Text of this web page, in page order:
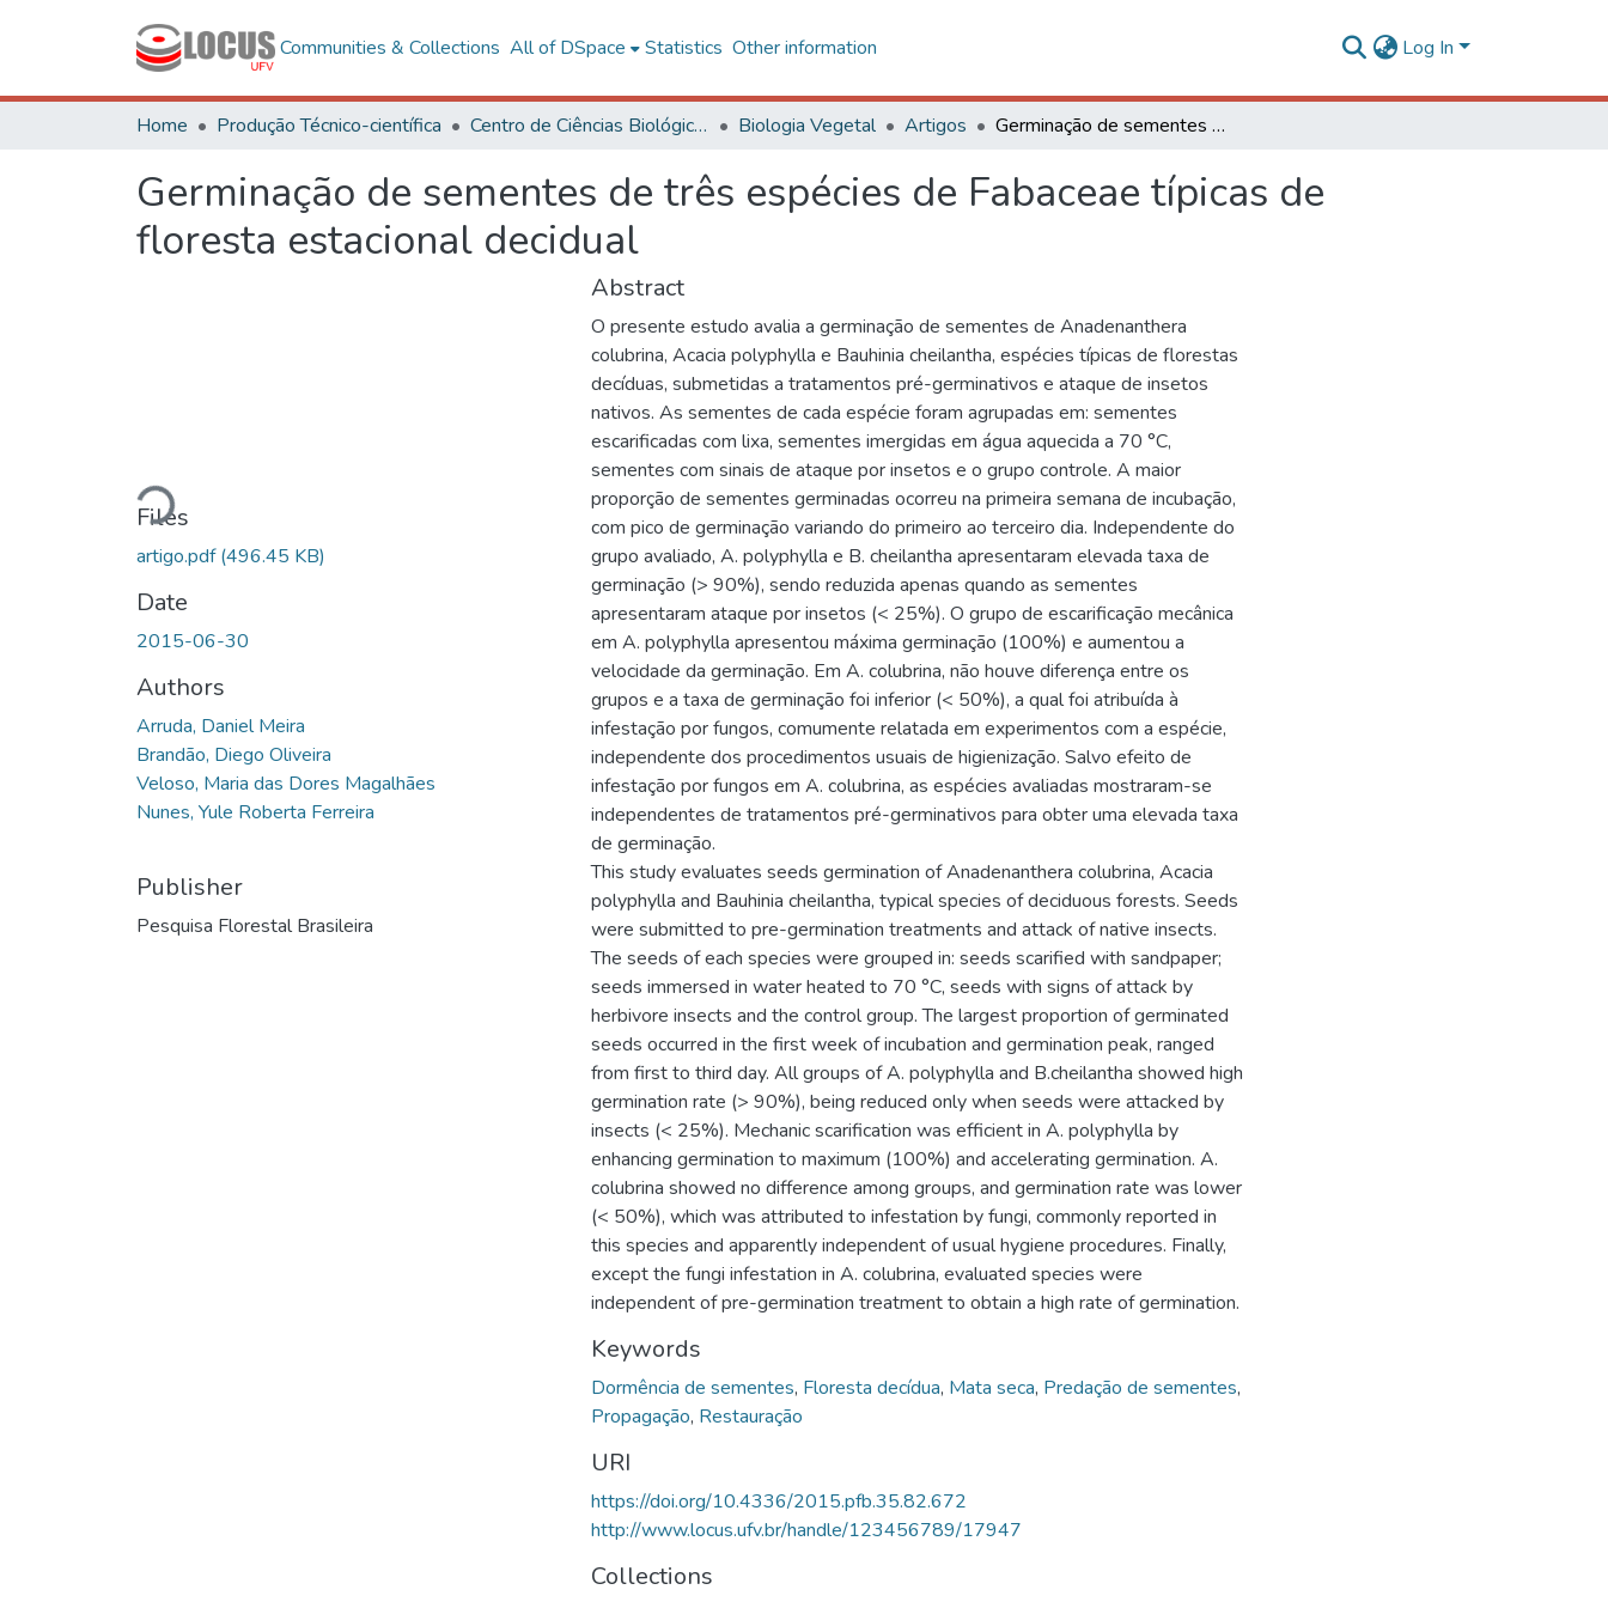
Communities & Collections All of DSpace Statistics Other information Log In
Home Produção Técnico-científica Centro de Ciências Biológicas e da Saúde Biologia Vegetal Artigos Germinação de sementes de três espécies de Fabaceae típicas de floresta estacional decidual
Germinação de sementes de três espécies de Fabaceae típicas de
floresta estacional decidual
Loading...
Files
artigo.pdf(496.45 KB)
Date
2015-06-30
Authors
Arruda, Daniel Meira
Brandão, Diego Oliveira
Veloso, Maria das Dores Magalhães
Nunes, Yule Roberta Ferreira
Publisher
Pesquisa Florestal Brasileira
Abstract
O presente estudo avalia a germinação de sementes de Anadenanthera
colubrina, Acacia polyphylla e Bauhinia cheilantha, espécies típicas de florestas
decíduas, submetidas a tratamentos pré-germinativos e ataque de insetos
nativos. As sementes de cada espécie foram agrupadas em: sementes
escarificadas com lixa, sementes imergidas em água aquecida a 70 °C,
sementes com sinais de ataque por insetos e o grupo controle. A maior
proporção de sementes germinadas ocorreu na primeira semana de incubação,
com pico de germinação variando do primeiro ao terceiro dia. Independente do
grupo avaliado, A. polyphylla e B. cheilantha apresentaram elevada taxa de
germinação (> 90%), sendo reduzida apenas quando as sementes
apresentaram ataque por insetos (< 25%). O grupo de escarificação mecânica
em A. polyphylla apresentou máxima germinação (100%) e aumentou a
velocidade da germinação. Em A. colubrina, não houve diferença entre os
grupos e a taxa de germinação foi inferior (< 50%), a qual foi atribuída à
infestação por fungos, comumente relatada em experimentos com a espécie,
independente dos procedimentos usuais de higienização. Salvo efeito de
infestação por fungos em A. colubrina, as espécies avaliadas mostraram-se
independentes de tratamentos pré-germinativos para obter uma elevada taxa
de germinação.
This study evaluates seeds germination of Anadenanthera colubrina, Acacia
polyphylla and Bauhinia cheilantha, typical species of deciduous forests. Seeds
were submitted to pre-germination treatments and attack of native insects.
The seeds of each species were grouped in: seeds scarified with sandpaper;
seeds immersed in water heated to 70 °C, seeds with signs of attack by
herbivore insects and the control group. The largest proportion of germinated
seeds occurred in the first week of incubation and germination peak, ranged
from first to third day. All groups of A. polyphylla and B.cheilantha showed high
germination rate (> 90%), being reduced only when seeds were attacked by
insects (< 25%). Mechanic scarification was efficient in A. polyphylla by
enhancing germination to maximum (100%) and accelerating germination. A.
colubrina showed no difference among groups, and germination rate was lower
(< 50%), which was attributed to infestation by fungi, commonly reported in
this species and apparently independent of usual hygiene procedures. Finally,
except the fungi infestation in A. colubrina, evaluated species were
independent of pre-germination treatment to obtain a high rate of germination.
Keywords
Dormência de sementes, Floresta decídua, Mata seca, Predação de sementes,
Propagação, Restauração
URI
https://doi.org/10.4336/2015.pfb.35.82.672
http://www.locus.ufv.br/handle/123456789/17947
Collections